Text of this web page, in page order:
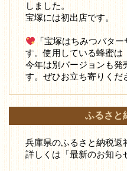
しました。
宝塚には初出店です。
「宝塚はちみつバタ
す。使用している蜂蜜は
今年は別バージョンも発
す。ぜひお立ち寄りくだ
ふるさ
兵庫県のふるさと納税返
詳しくは「最新のお知ら